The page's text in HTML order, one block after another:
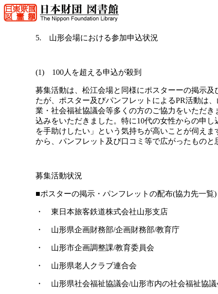
5. 山形会場における参加申込状況
(1) 100人を超える申込が殺到
募集活動は、松江会場と同様にポスターーの掲示
たが、ポスター及びパンフレットによるPR活動は
業・社会福祉協議会等多くの方のご協力をいただ
込みをいただきました。特に10代の女性からの申
を手助けしたい」という気持ちが高いことが伺え
から、パンフレット及び口コミ等で広がったものと
募集活動状況
■ポスターの掲示・パンフレットの配布(協力先一覧)
・ 東日本旅客鉄道株式会社山形支店
・ 山形県企画財務部/企画財務部/教育庁
・ 山形市企画調整課/教育委員会
・ 山形県老人クラブ連合会
・ 山形県社会福祉協議会/山形市内の社会福祉協議